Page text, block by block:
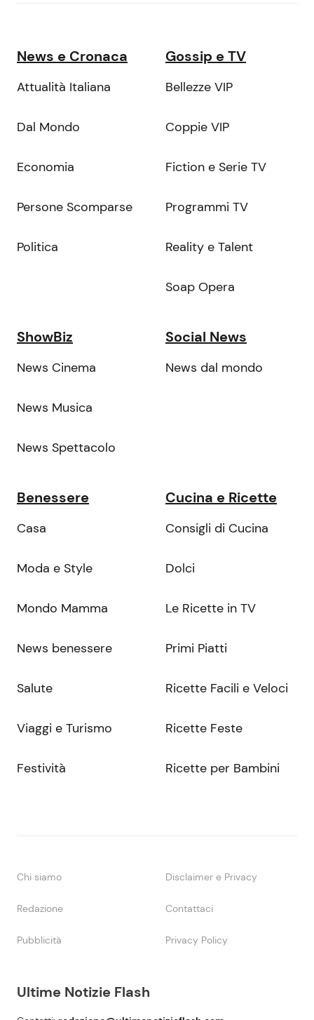
Ultime Notizie Flash
News e Cronaca
Attualità Italiana
Dal Mondo
Economia
Persone Scomparse
Politica
Gossip e TV
Bellezze VIP
Coppie VIP
Fiction e Serie TV
Programmi TV
Reality e Talent
Soap Opera
ShowBiz
News Cinema
News Musica
News Spettacolo
Social News
News dal mondo
Benessere
Casa
Moda e Style
Mondo Mamma
News benessere
Salute
Viaggi e Turismo
Festività
Cucina e Ricette
Consigli di Cucina
Dolci
Le Ricette in TV
Primi Piatti
Ricette Facili e Veloci
Ricette Feste
Ricette per Bambini
Chi siamo Disclaimer e Privacy
Redazione Contattaci
Pubblicità Privacy Policy